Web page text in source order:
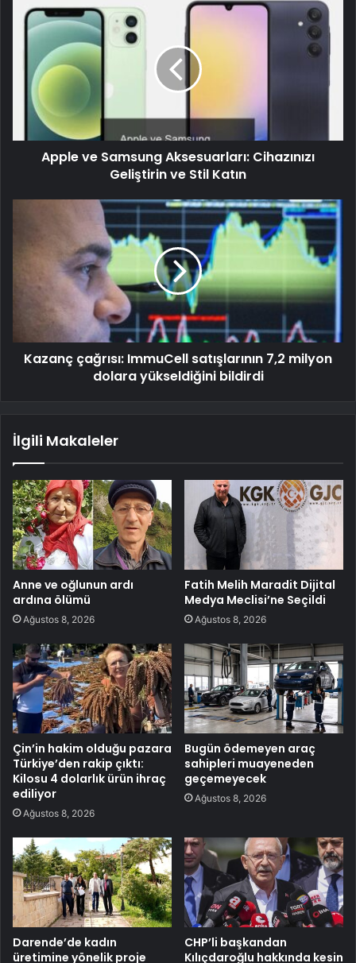
Apple ve Samsung Aksesuarları: Cihazınızı
Geliştirin ve Stil Katın
Kazanç çağrısı: ImmuCell satışlarının 7,2 milyon
dolara yükseldiğini bildirdi
İlgili Makaleler
Anne ve oğlunun ardı
ardına ölümü
Ağustos 8, 2026
Fatih Melih Maradit Dijital
Medya Meclisi’ne Seçildi
Ağustos 8, 2026
Çin’in hakim olduğu pazara
Türkiye’den rakip çıktı:
Kilosu 4 dolarlık ürün ihraç
ediliyor
Ağustos 8, 2026
Bugün ödemeyen araç
sahipleri muayeneden
geçemeyecek
Ağustos 8, 2026
Darende’de kadın
üretimine yönelik proje
CHP’li başkandan
Kılıçdaroğlu hakkında kesin